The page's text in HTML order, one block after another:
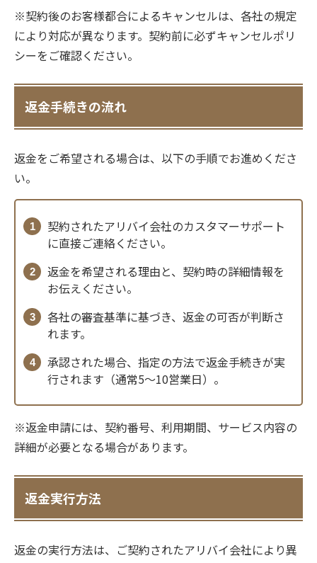
※契約後のお客様都合によるキャンセルは、各社の規定
により対応が異なります。契約前に必ずキャンセルポリ
シーをご確認ください。
返金手続きの流れ
返金をご希望される場合は、以下の手順でお進めくださ
い。
契約されたアリバイ会社のカスタマーサポート
に直接ご連絡ください。
返金を希望される理由と、契約時の詳細情報を
お伝えください。
各社の審査基準に基づき、返金の可否が判断さ
れます。
承認された場合、指定の方法で返金手続きが実
行されます（通常5〜10営業日）。
※返金申請には、契約番号、利用期間、サービス内容の
詳細が必要となる場合があります。
返金実行方法
返金の実行方法は、ご契約されたアリバイ会社により異